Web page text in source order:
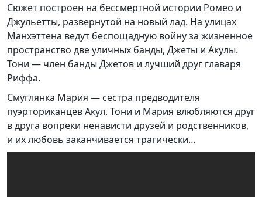
Сюжет построен на бессмертной истории Ромео и
Джульетты, развернутой на новый лад. На улицах
Манхэттена ведут беспощадную войну за жизненное
пространство две уличных банды, Джеты и Акулы.
Тони — член банды Джетов и лучший друг главаря
Риффа.
Смуглянка Мария — сестра предводителя
пуэрториканцев Акул. Тони и Мария влюбляются друг
в друга вопреки ненависти друзей и родственников,
и их любовь заканчивается трагически…